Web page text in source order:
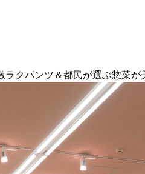
ラクパンツ＆都民が選ぶ惣菜